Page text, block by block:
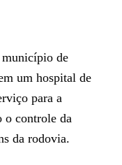
município de
um hospital de
para a
o controle da
da rodovia.